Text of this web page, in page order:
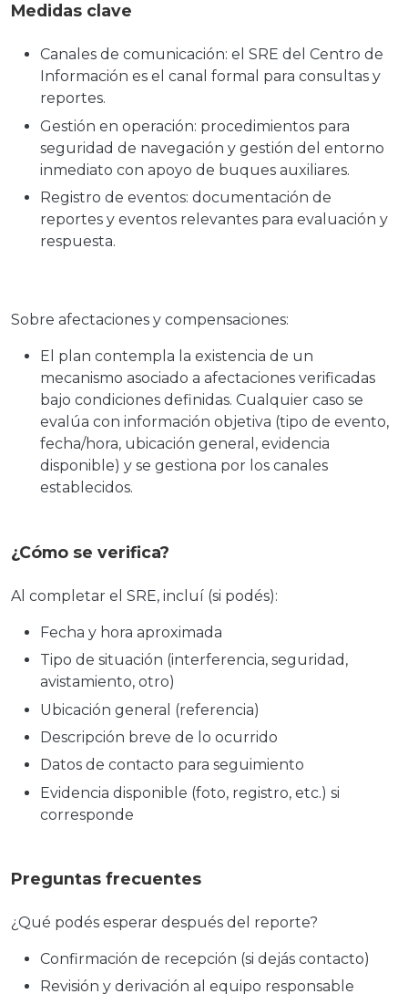
Medidas clave
Canales de comunicación: el SRE del Centro de
Información es el canal formal para consultas y
reportes.
Gestión en operación: procedimientos para
seguridad de navegación y gestión del entorno
inmediato con apoyo de buques auxiliares.
Registro de eventos: documentación de
reportes y eventos relevantes para evaluación y
respuesta.
Sobre afectaciones y compensaciones:
El plan contempla la existencia de un
mecanismo asociado a afectaciones verificadas
bajo condiciones definidas. Cualquier caso se
evalúa con información objetiva (tipo de evento,
fecha/hora, ubicación general, evidencia
disponible) y se gestiona por los canales
establecidos.
¿Cómo se verifica?
Al completar el SRE, incluí (si podés):
Fecha y hora aproximada
Tipo de situación (interferencia, seguridad,
avistamiento, otro)
Ubicación general (referencia)
Descripción breve de lo ocurrido
Datos de contacto para seguimiento
Evidencia disponible (foto, registro, etc.) si
corresponde
Preguntas frecuentes
¿Qué podés esperar después del reporte?
Confirmación de recepción (si dejás contacto)
Revisión y derivación al equipo responsable